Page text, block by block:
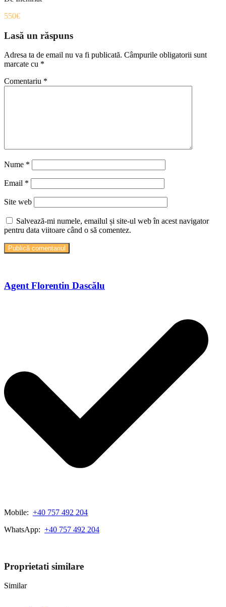
550€
Lasă un răspuns
Adresa ta de email nu va fi publicată. Câmpurile obligatorii sunt
marcate cu *
Comentariu *
Nume *
Email *
Site web
Salvează-mi numele, emailul și site-ul web în acest navigator
pentru data viitoare când o să comentez.
Agent Florentin Dascălu
Mobile: +40 757 492 204
WhatsApp: +40 757 492 204
Proprietati similare
Similar